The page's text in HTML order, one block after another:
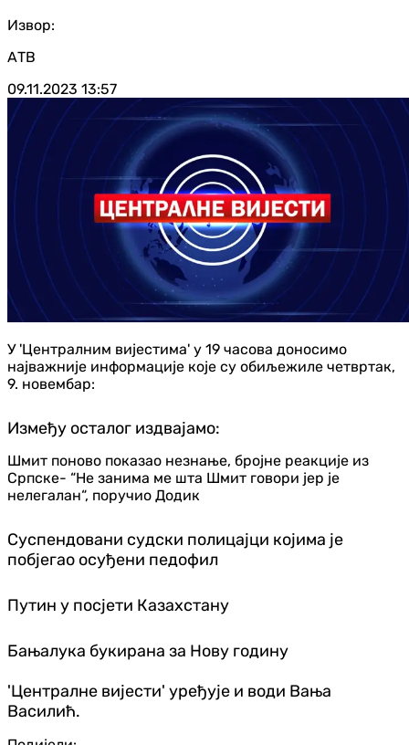
Извор:
АТВ
09.11.2023 13:57
У 'Централним вијестима' у 19 часова доносимо
најважније информације које су обиљежиле четвртак,
9. новембар:
Између осталог издвајамо:
Шмит поново показао незнање, бројне реакције из
Српске- “Не занима ме шта Шмит говори јер је
нелегалан“, поручио Додик
Суспендовани судски полицајци којима је
побјегао осуђени педофил
Путин у посјети Казахстану
Бањалука букирана за Нову годину
'Централне вијести' уређује и води Вања
Василић.